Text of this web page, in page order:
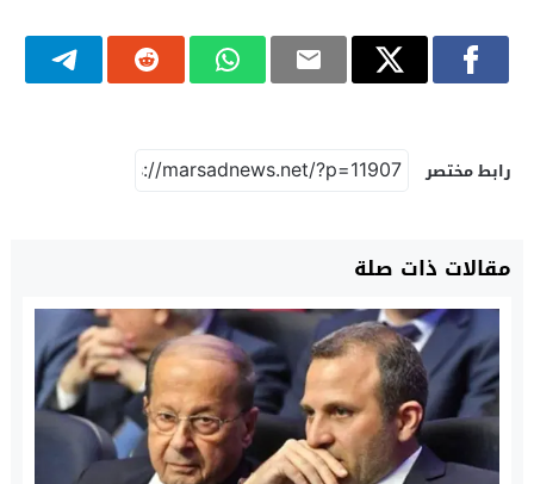
رابط مختصر
مقالات ذات صلة